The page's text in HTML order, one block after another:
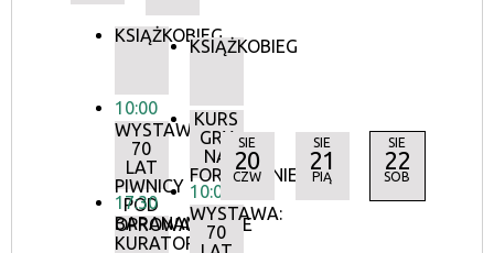
KSIĄŻKOBIEG
10:00
WYSTAWA:
70
LAT
PIWNICY
POD
BARANAMI
17:30
OPROWADZANIE
KURATORSKIE:
KSIĄŻKOBIEG
KURS
GRY
NA
FORTEPIANIE
10:00
WYSTAWA:
70
SIE
20
CZW
SIE
21
PIĄ
SIE
22
SOB